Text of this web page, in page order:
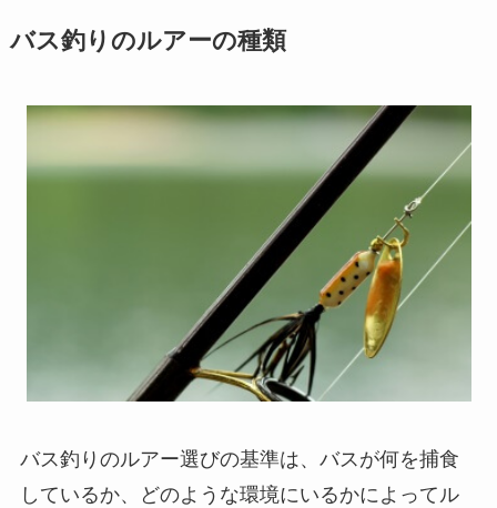
バス釣りのルアーの種類
バス釣りのルアー選びの基準は、バスが何を捕食
しているか、どのような環境にいるかによってル